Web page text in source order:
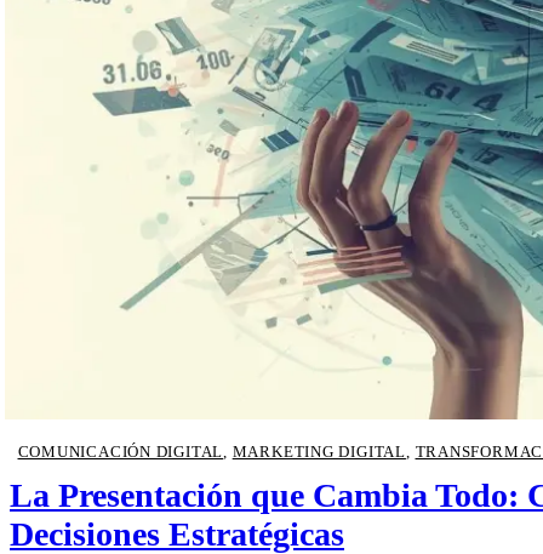
COMUNICACIÓN DIGITAL MARKETING DIGITAL
La Presentación que Cambia Todo:
Decisiones Estratégicas